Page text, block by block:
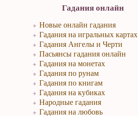
Гадания онлайн
Новые онлайн гадания
Гадания на игральных картах
Гадания Ангелы и Черти
Пасьянсы гадания онлайн
Гадания на монетах
Гадания по рунам
Гадания по книгам
Гадания на кубиках
Народные гадания
Гадания на любовь